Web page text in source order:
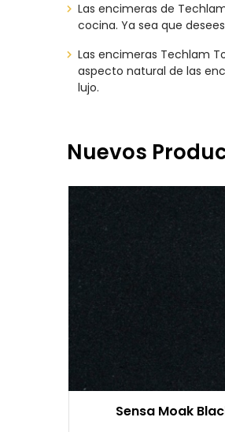
Las encimeras de
cocina. Ya sea que
Las encimeras Techlam
aspecto natural de las
lujo.
Nuevos
Sensa Moak